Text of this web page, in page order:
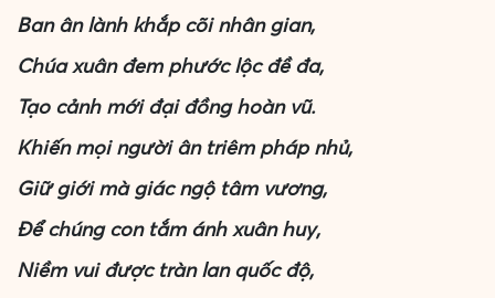
Ban ân lành khắp cõi nhân gian,
Chúa xuân đem phước lộc đề đa,
Tạo cảnh mới đại đồng hoàn vũ.
Khiến mọi người ân triêm pháp nhủ,
Giữ giới mà giác ngộ tâm vương,
Để chúng con tắm ánh xuân huy,
Niềm vui được tràn lan quốc độ,